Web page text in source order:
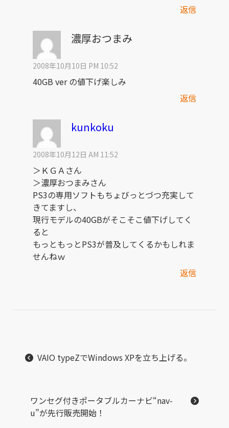
返信
濃厚おつまみ
2008年10月10日 PM 10:52
40GB ver の値下げ楽しみ
返信
kunkoku
2008年10月12日 AM 11:52
＞ＫＧＡさん
＞濃厚おつまみさん
PS3の専用ソフトもちょびっとづつ充実して
きてますし、
現行モデルの40GBがそこそこ値下げしてく
ると
もっともっとPS3が普及してくるかもしれま
せんねｗ
返信
VAIO typeZでWindows XPを立ち上げる。
ワンセグ付きポータブルカーナビ“nav-
u”が先行販売開始！